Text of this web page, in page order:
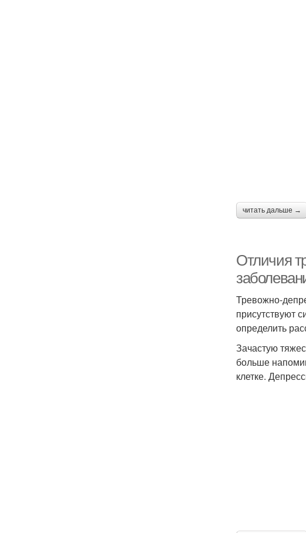
читать дальше →
Отличия
Тревожно-
присутствуют
определить
Зачастую
больше
клетке.